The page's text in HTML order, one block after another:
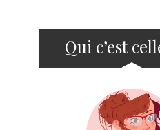
Qui c’est